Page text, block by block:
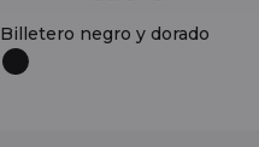
Billetero negro y dorado